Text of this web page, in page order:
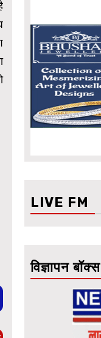
LIVE FM
विज्ञापन बॉक्स